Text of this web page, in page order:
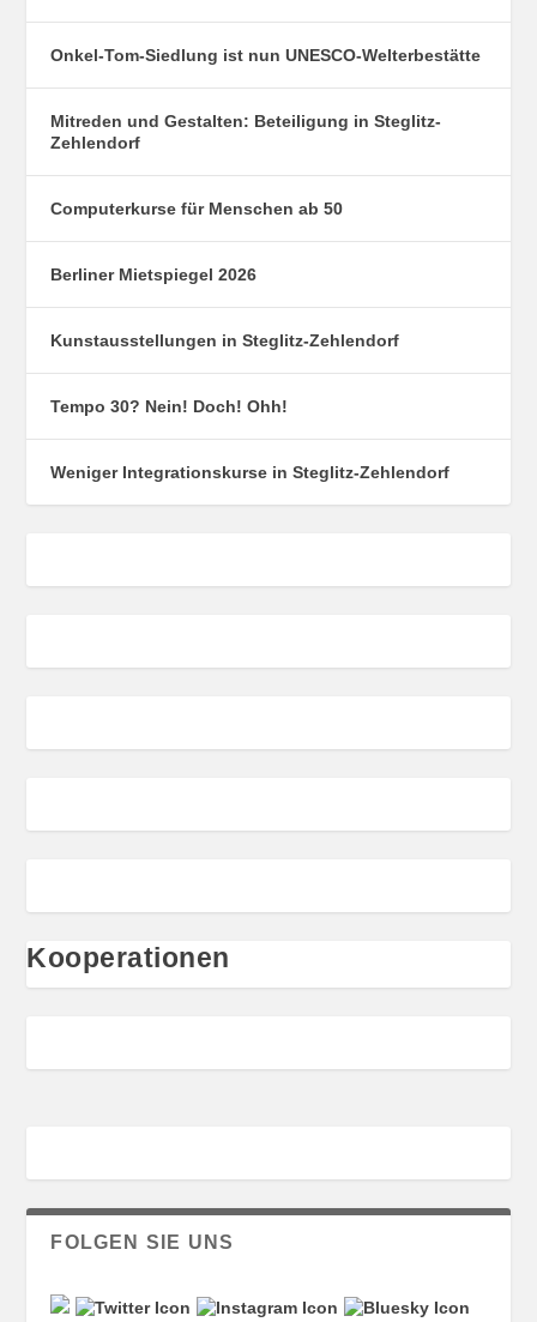
Onkel-Tom-Siedlung ist nun UNESCO-Welterbestätte
Mitreden und Gestalten: Beteiligung in Steglitz-
Zehlendorf
Computerkurse für Menschen ab 50
Berliner Mietspiegel 2026
Kunstausstellungen in Steglitz-Zehlendorf
Tempo 30? Nein! Doch! Ohh!
Weniger Integrationskurse in Steglitz-Zehlendorf
Kooperationen
FOLGEN SIE UNS